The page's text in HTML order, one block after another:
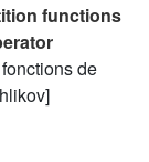
functions
de